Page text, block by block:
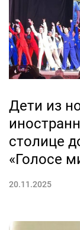
Дети из
столице
«Голосе
20.11.2025